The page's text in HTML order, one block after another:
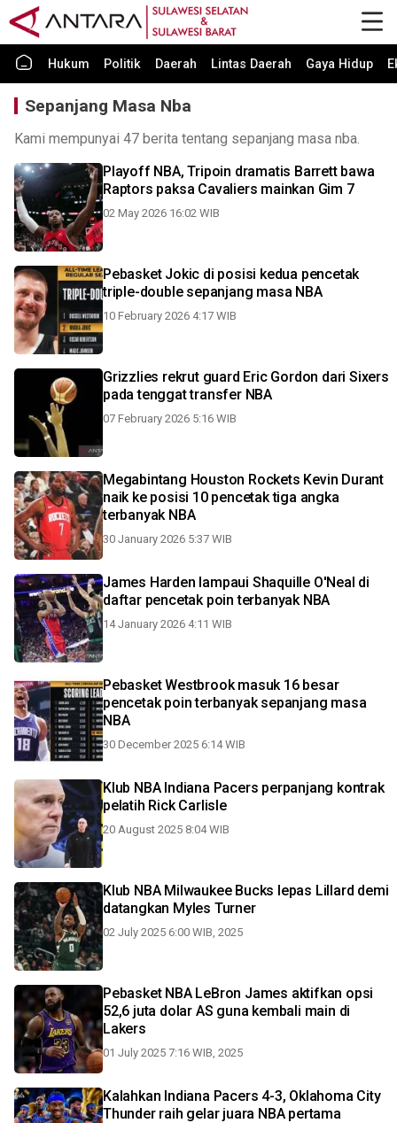
Hukum Politik Daerah Lintas Daerah Gaya Hidup
Sepanjang Masa Nba
Kami mempunyai 47 berita tentang sepanjang masa nba.
Playoff NBA, Tripoin dramatis Barrett bawa
Raptors paksa Cavaliers mainkan Gim 7
02 May 2026 16:02 WIB
Pebasket Jokic di posisi kedua pencetak
triple-double sepanjang masa NBA
10 February 2026 4:17 WIB
Grizzlies rekrut guard Eric Gordon dari Sixers
pada tenggat transfer NBA
07 February 2026 5:16 WIB
Megabintang Houston Rockets Kevin Durant
naik ke posisi 10 pencetak tiga angka
terbanyak NBA
30 January 2026 5:37 WIB
James Harden lampaui Shaquille O'Neal di
daftar pencetak poin terbanyak NBA
14 January 2026 4:11 WIB
Pebasket Westbrook masuk 16 besar
pencetak poin terbanyak sepanjang masa
NBA
30 December 2025 6:14 WIB
Klub NBA Indiana Pacers perpanjang kontrak
pelatih Rick Carlisle
20 August 2025 8:04 WIB
Klub NBA Milwaukee Bucks lepas Lillard demi
datangkan Myles Turner
02 July 2025 6:00 WIB, 2025
Pebasket NBA LeBron James aktifkan opsi
52,6 juta dolar AS guna kembali main di
Lakers
01 July 2025 7:16 WIB, 2025
Kalahkan Indiana Pacers 4-3, Oklahoma City
Thunder raih gelar juara NBA pertama